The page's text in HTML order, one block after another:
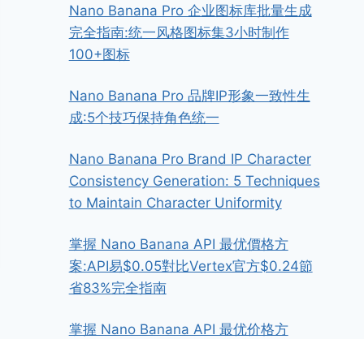
Nano Banana Pro 企业图标库批量生成
完全指南:统一风格图标集3小时制作
100+图标
Nano Banana Pro 品牌IP形象一致性生
成:5个技巧保持角色统一
Nano Banana Pro Brand IP Character
Consistency Generation: 5 Techniques
to Maintain Character Uniformity
掌握 Nano Banana API 最优價格方
案:API易$0.05對比Vertex官方$0.24節
省83%完全指南
掌握 Nano Banana API 最优价格方